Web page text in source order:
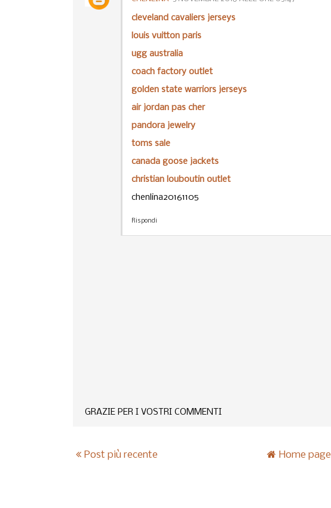
cleveland cavaliers jerseys
louis vuitton paris
ugg australia
coach factory outlet
golden state warriors jerseys
air jordan pas cher
pandora jewelry
toms sale
canada goose jackets
christian louboutin outlet
chenlina20161105
Rispondi
GRAZIE PER I VOSTRI COMMENTI
Post più recente Home page